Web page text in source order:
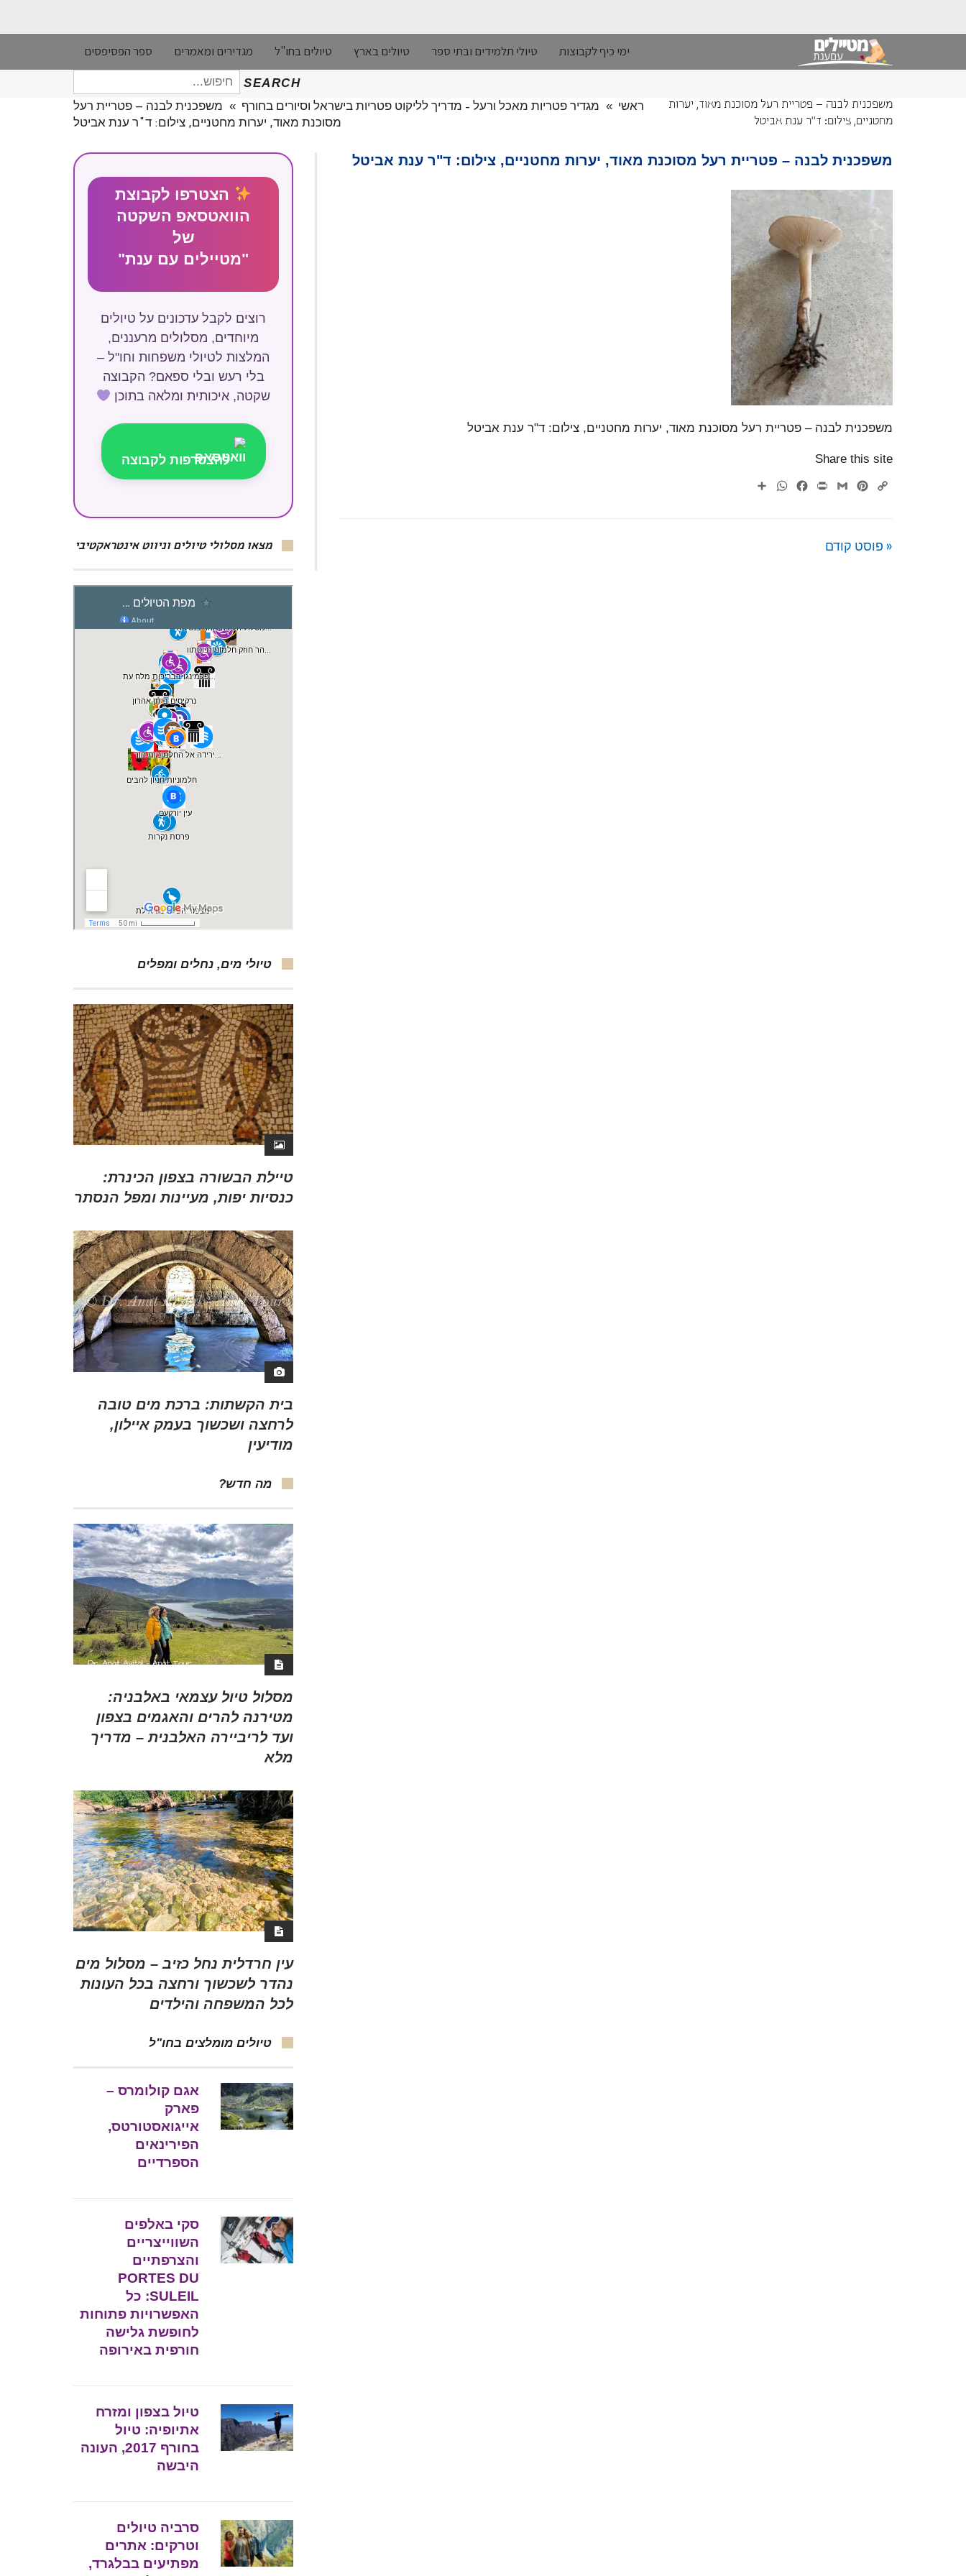
ימי כיף לקבוצות טיולי תלמידים ובתי ספר טיולים בארץ טיולים בחו"ל מגדירים ומאמרים ספר הפסיפסים
SEARCH
חיפוש
עבור:
משפכנית לבנה – פטריית רעל מסוכנת מאוד, יערות
מחטניים, צילום: ד"ר ענת אביטל
ראשי » מגדיר פטריות מאכל ורעל - מדריך לליקוט פטריות בישראל וסיורים בחורף » משפכנית לבנה – פטריית רעל
מסוכנת מאוד, יערות מחטניים, צילום: ד"ר ענת אביטל
משפכנית לבנה – פטריית רעל מסוכנת מאוד, יערות מחטניים, צילום: ד"ר ענת אביטל
משפכנית לבנה – פטריית רעל מסוכנת מאוד, יערות מחטניים, צילום: ד"ר ענת אביטל
Share this site
Copy
Pinterest
Gmail
Print
Facebook
WhatsApp
« פוסט קודם
הצטרפו לקבוצת
הוואטסאפ השקטה
של
"מטיילים עם ענת"
רוצים לקבל עדכונים על טיולים
מיוחדים, מסלולים מרעננים,
המלצות לטיולי משפחות וחו"ל –
בלי רעש ובלי ספאם? הקבוצה
שקטה, איכותית ומלאה בתוכן
להצטרפות לקבוצה
מצאו מסלולי טיולים וניווט אינטראקטיבי
טיולי מים, נחלים ומפלים
טיילת הבשורה בצפון הכינרת:
כנסיות יפות, מעיינות ומפל הנסתר
בית הקשתות: ברכת מים טובה
לרחצה ושכשוך בעמק איילון,
מודיעין
מה חדש?
מסלול טיול עצמאי באלבניה:
מטירנה להרים והאגמים בצפון
ועד לריביירה האלבנית – מדריך
מלא
עין חרדלית נחל כזיב – מסלול מים
נהדר לשכשוך ורחצה בכל העונות
לכל המשפחה והילדים
טיולים מומלצים בחו"ל
אגם קולומרס –
פארק
אייגואסטורטס,
הפירינאים
הספרדיים
סקי באלפים
השווייצריים
והצרפתיים
PORTES DU
SULEIL: כל
האפשרויות פתוחות
לחופשת גלישה
חורפית באירופה
טיול בצפון ומזרח
אתיופיה: טיול
בחורף 2017, העונה
היבשה
סרביה טיולים
וטרקים: אתרים
מפתיעים בבלגרד,